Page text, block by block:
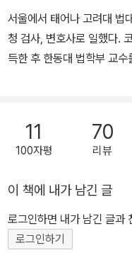
서울에서 태어나 고려대 법
청 검사, 변호사로 일했다.
득한 후 한동대 법학부 교
족』 『교회 속의 세상, 세상
괜찮아』 『공부 논쟁』(공
11
100자평
70
리뷰
이 책에 내가 남긴 글
로그인하면 내가 남긴 글과
로그인하기